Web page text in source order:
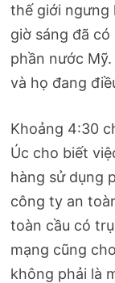
thế giới ngưng
giờ sáng đã
phần nước
và họ đang
Khoảng 4:30
Úc cho biết
hàng sử dụng
công ty an
toàn cầu có
mạng cũng
không phải là